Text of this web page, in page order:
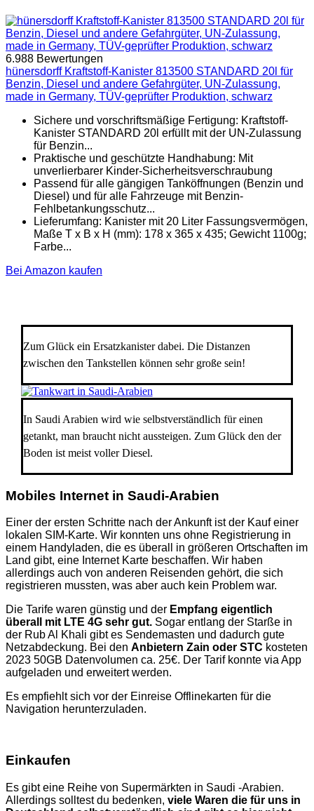
6.988 Bewertungen
hünersdorff Kraftstoff-Kanister 813500 STANDARD 20l für
Benzin, Diesel und andere Gefahrgüter, UN-Zulassung,
made in Germany, TÜV-geprüfter Produktion, schwarz
Sichere und vorschriftsmäßige Fertigung: Kraftstoff-
Kanister STANDARD 20l erfüllt mit der UN-Zulassung
für Benzin...
Praktische und geschützte Handhabung: Mit
unverlierbarer Kinder-Sicherheitsverschraubung
Passend für alle gängigen Tanköffnungen (Benzin und
Diesel) und für alle Fahrzeuge mit Benzin-
Fehlbetankungsschutz...
Lieferumfang: Kanister mit 20 Liter Fassungsvermögen,
Maße T x B x H (mm): 178 x 365 x 435; Gewicht 1100g;
Farbe...
Bei Amazon kaufen
Zum Glück ein Ersatzkanister dabei. Die Distanzen
zwischen den Tankstellen können sehr große sein!
In Saudi Arabien wird wie selbstverständlich für einen
getankt, man braucht nicht aussteigen. Zum Glück den der
Boden ist meist voller Diesel.
Mobiles Internet in Saudi-Arabien
Einer der ersten Schritte nach der Ankunft ist der Kauf einer
lokalen SIM-Karte. Wir konnten uns ohne Registrierung in
einem Handyladen, die es überall in größeren Ortschaften im
Land gibt, eine Internet Karte beschaffen. Wir haben
allerdings auch von anderen Reisenden gehört, die sich
registrieren mussten, was aber auch kein Problem war.
Die Tarife waren günstig und der Empfang eigentlich
überall mit LTE 4G sehr gut. Sogar entlang der Starße in
der Rub Al Khali gibt es Sendemasten und dadurch gute
Netzabdeckung. Bei den Anbietern Zain oder STC kosteten
2023 50GB Datenvolumen ca. 25€. Der Tarif konnte via App
aufgeladen und erweitert werden.
Es empfiehlt sich vor der Einreise Offlinekarten für die
Navigation herunterzuladen.
Einkaufen
Es gibt eine Reihe von Supermärkten in Saudi -Arabien.
Allerdings solltest du bedenken, viele Waren die für uns in